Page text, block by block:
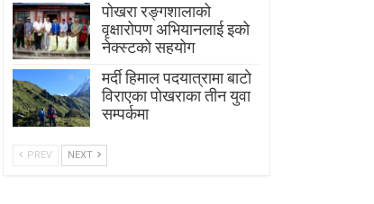
पोखरा रङ्गशालाको
वृक्षारोपण अभियानलाई इको
नेक्स्टको सहयोग
मर्दी हिमाल पदयात्रामा बाटाे
विराएका पाेखराका तीन युवा
सम्पर्कमा
PREV NEXT